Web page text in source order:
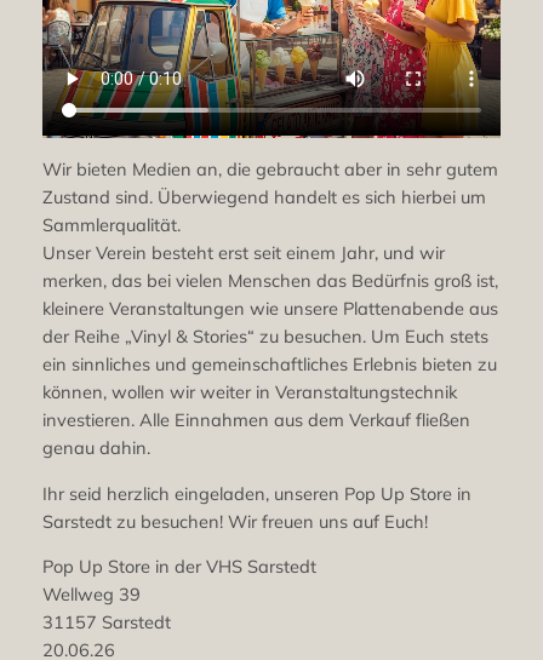
Wir bieten Medien an, die gebraucht aber in sehr gutem
Zustand sind. Überwiegend handelt es sich hierbei um
Sammlerqualität.
Unser Verein besteht erst seit einem Jahr, und wir
merken, das bei vielen Menschen das Bedürfnis groß ist,
kleinere Veranstaltungen wie unsere Plattenabende aus
der Reihe „Vinyl & Stories“ zu besuchen. Um Euch stets
ein sinnliches und gemeinschaftliches Erlebnis bieten zu
können, wollen wir weiter in Veranstaltungstechnik
investieren. Alle Einnahmen aus dem Verkauf fließen
genau dahin.
Ihr seid herzlich eingeladen, unseren Pop Up Store in
Sarstedt zu besuchen! Wir freuen uns auf Euch!
Pop Up Store in der VHS Sarstedt
Wellweg 39
31157 Sarstedt
20.06.26